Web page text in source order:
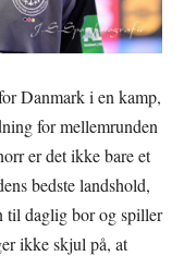
Danmark i en kamp,
for mellemrunden
er det ikke bare et
bedste landshold,
til daglig bor og spiller
ikke skjul på, at